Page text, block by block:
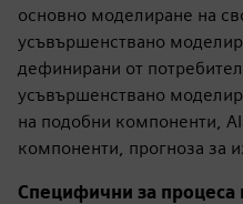
основно моделиране на
усъвършенствано
дефинирани от
усъвършенствано
на подобни компоненти,
компоненти, прогноза за
Специфични за процеса